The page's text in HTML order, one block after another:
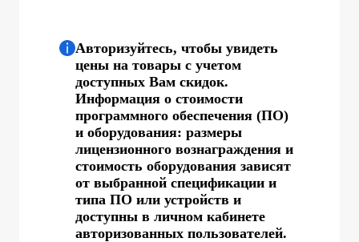
Авторизуйтесь, чтобы увидеть
цены на товары с учетом
доступных Вам скидок.
Информация о стоимости
программного обеспечения (ПО)
и оборудования: размеры
лицензионного вознаграждения и
стоимость оборудования зависят
от выбранной спецификации и
типа ПО или устройств и
доступны в личном кабинете
авторизованных пользователей.